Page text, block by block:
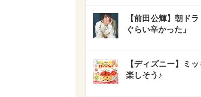
【前田公輝】朝ド
ぐらい辛かった」
【ディズニー】ミ
楽しそう♪